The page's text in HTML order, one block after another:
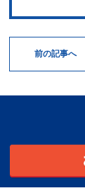
前の記事へ